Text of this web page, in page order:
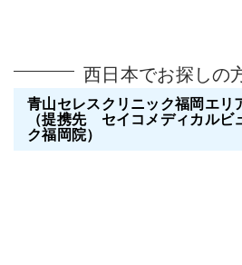
西日本でお探しの
青山セレスクリニック福岡エリ
（提携先 セイコメディカルビ
ク福岡院）